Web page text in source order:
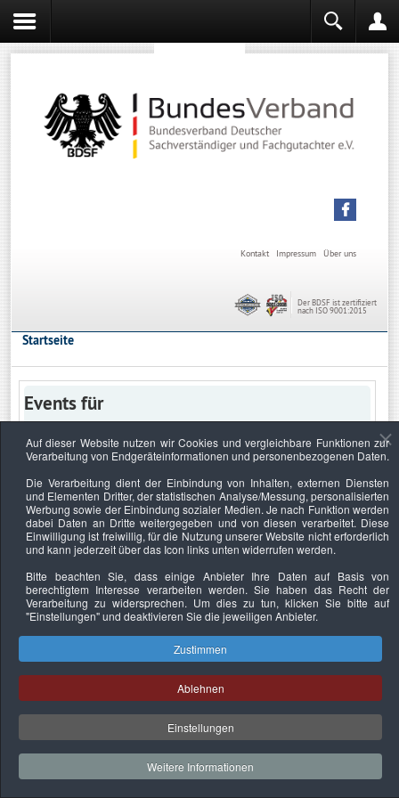
Über uns
Impressum
Kontakt
Der BDSF ist zertifiziert
nach ISO 9001:2015
Startseite
Events für
Keine Termine
Datenschutzerklärung Urheberrechtsnachweise Nachhaltigkeit
Copyright © 2026. Bundesverband Deutscher
Sachverständiger und Fachgutachter e.V..
Auf dieser Website nutzen wir Cookies und vergleichbare Funktionen zur
Verarbeitung von Endgeräteinformationen und personenbezogenen Daten.
Die Verarbeitung dient der Einbindung von Inhalten, externen Diensten
und Elementen Dritter, der statistischen Analyse/Messung, personalisierten
Werbung sowie der Einbindung sozialer Medien. Je nach Funktion werden
dabei Daten an Dritte weitergegeben und von diesen verarbeitet. Diese
Einwilligung ist freiwillig, für die Nutzung unserer Website nicht erforderlich
und kann jederzeit über das Icon links unten widerrufen werden.
Bitte beachten Sie, dass einige Anbieter Ihre Daten auf Basis von
berechtigtem Interesse verarbeiten werden. Sie haben das Recht der
Verarbeitung zu widersprechen. Um dies zu tun, klicken Sie bitte auf
"Einstellungen"und deaktivieren Sie die jeweiligen Anbieter.
Zustimmen
Ablehnen
Einstellungen
Weitere Informationen